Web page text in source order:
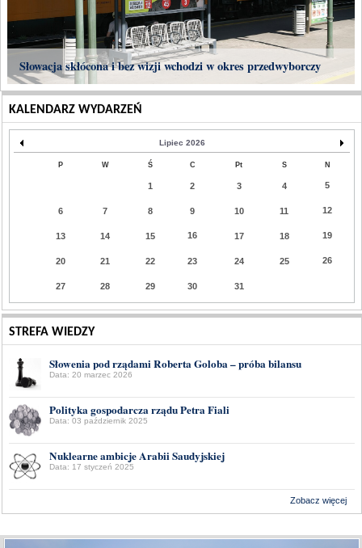
Słowacja skłócona i bez wizji wchodzi w okres przedwyborczy
KALENDARZ WYDARZEŃ
Lipiec 2026
P W Ś C Pt S N
1 2 3 4 5
6 7 8 9 10 11 12
13 14 15 16 17 18 19
20 21 22 23 24 25 26
27 28 29 30 31
STREFA WIEDZY
Słowenia pod rządami Roberta Goloba – próba bilansu
Data: 20 marzec 2026
Polityka gospodarcza rządu Petra Fiali
Data: 03 październik 2025
Nuklearne ambicje Arabii Saudyjskiej
Data: 17 styczeń 2025
Zobacz więcej